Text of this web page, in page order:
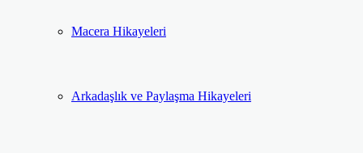
Macera Hikayeleri
Arkadaşlık ve Paylaşma Hikayeleri